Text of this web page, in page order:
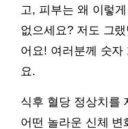
고, 피부는 왜 이렇
없으세요? 저도 그
어요! 여러분께 숫자
요.
식후 혈당 정상치를
어떤 놀라운 신체